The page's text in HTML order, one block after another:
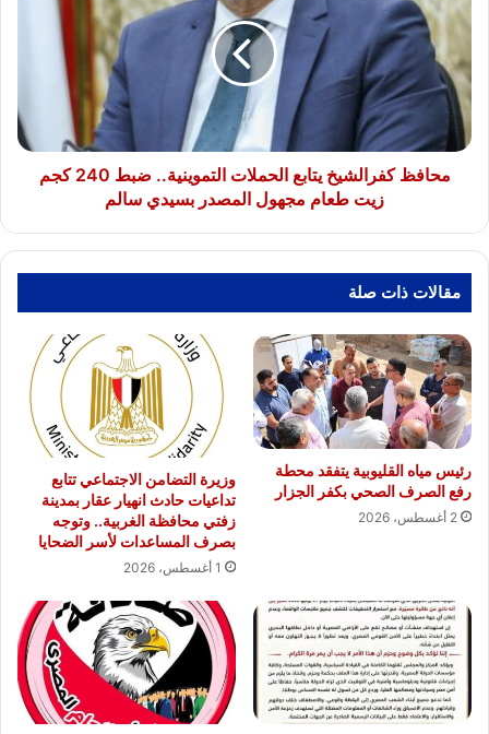
يتابع
الحملات
التموينية..
ضبط
240
كجم
زيت
طعام
محافظ كفرالشيخ يتابع الحملات التموينية.. ضبط 240 كجم
زيت طعام مجهول المصدر بسيدي سالم
مقالات ذات صلة
رئيس مياه القليوبية يتفقد محطة
رفع الصرف الصحي بكفر الجزار
2 أغسطس، 2026
وزيرة التضامن الاجتماعي تتابع
تداعيات حادث انهيار عقار بمدينة
زفتي محافظة الغربية.. وتوجه
بصرف المساعدات لأسر الضحايا
1 أغسطس، 2026